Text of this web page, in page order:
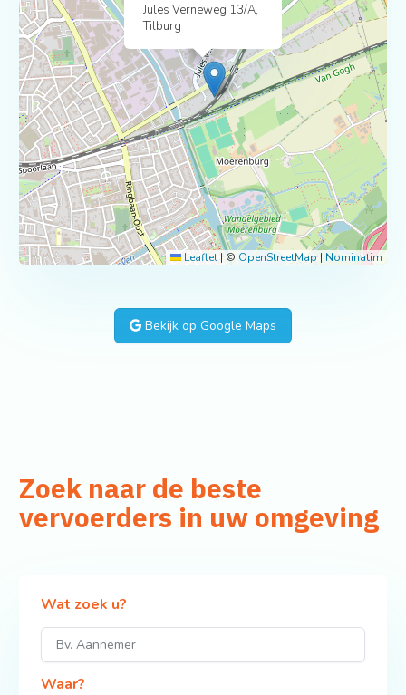
Jules Verneweg 13/A,
Tilburg
Leaflet | © OpenStreetMap|Nominatim
Bekijk op Google Maps
Zoek naar de beste
vervoerders in uw omgeving
Wat zoek u?
Waar?